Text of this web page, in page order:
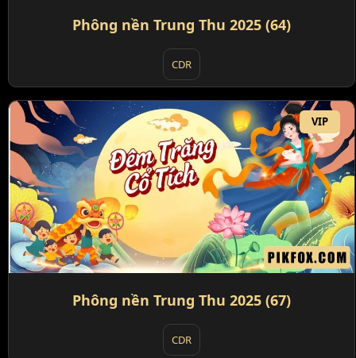
Phông nền Trung Thu 2025 (64)
CDR
VIP
Phông nền Trung Thu 2025 (67)
CDR